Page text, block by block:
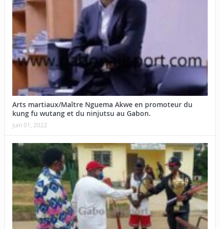
Arts martiaux/Maître Nguema Akwe en promoteur du
kung fu wutang et du ninjutsu au Gabon.
juin 01, 2022